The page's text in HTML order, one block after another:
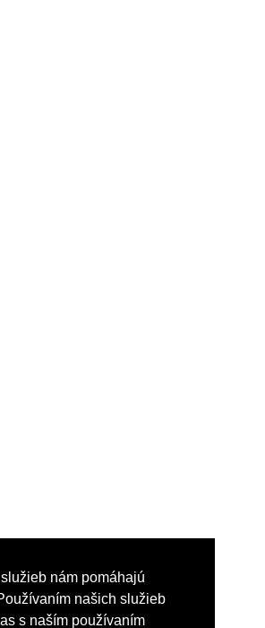
nám pomáhajú
našich služieb
s naším používaním